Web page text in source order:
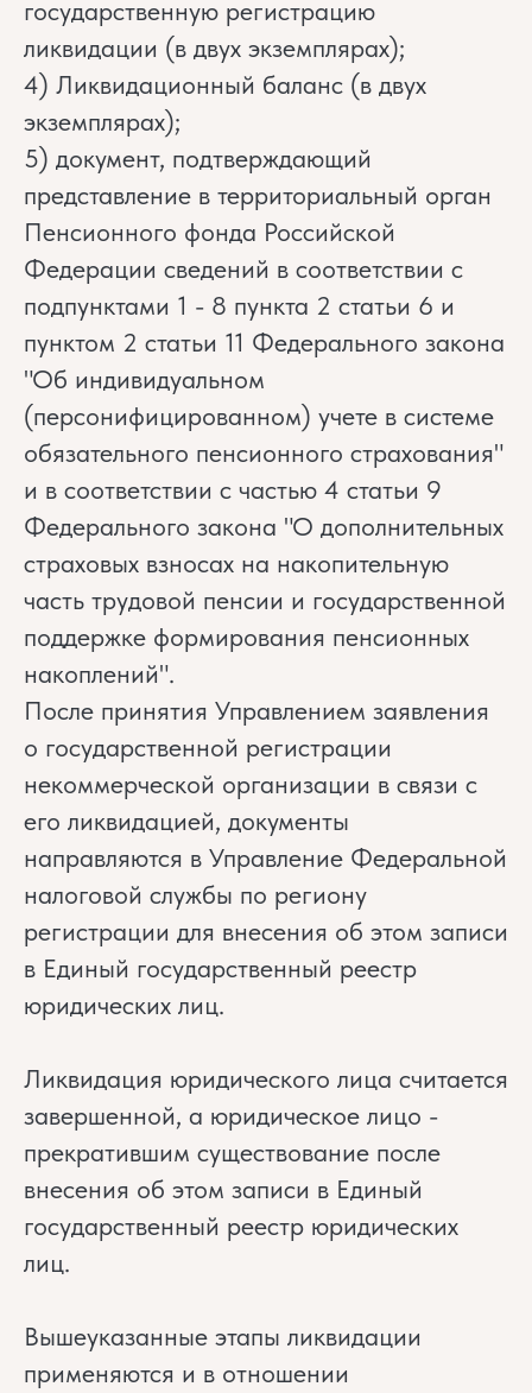
государственную регистрацию
ликвидации (в двух экземплярах);
4) Ликвидационный баланс (в двух
экземплярах);
5) документ, подтверждающий
представление в территориальный орган
Пенсионного фонда Российской
Федерации сведений в соответствии с
подпунктами 1 - 8 пункта 2 статьи 6 и
пунктом 2 статьи 11 Федерального закона
"Об индивидуальном
(персонифицированном) учете в системе
обязательного пенсионного страхования"
и в соответствии с частью 4 статьи 9
Федерального закона "О дополнительных
страховых взносах на накопительную
часть трудовой пенсии и государственной
поддержке формирования пенсионных
накоплений".
После принятия Управлением заявления
о государственной регистрации
некоммерческой организации в связи с
его ликвидацией, документы
направляются в Управление Федеральной
налоговой службы по региону
регистрации для внесения об этом записи
в Единый государственный реестр
юридических лиц.
Ликвидация юридического лица считается
завершенной, а юридическое лицо -
прекратившим существование после
внесения об этом записи в Единый
государственный реестр юридических
лиц.
Вышеуказанные этапы ликвидации
применяются и в отношении